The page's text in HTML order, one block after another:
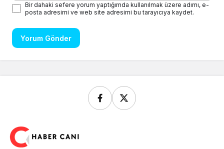
Bir dahaki sefere yorum yaptığımda kullanılmak üzere adımı, e-
posta adresimi ve web site adresimi bu tarayıcıya kaydet.
Yorum Gönder